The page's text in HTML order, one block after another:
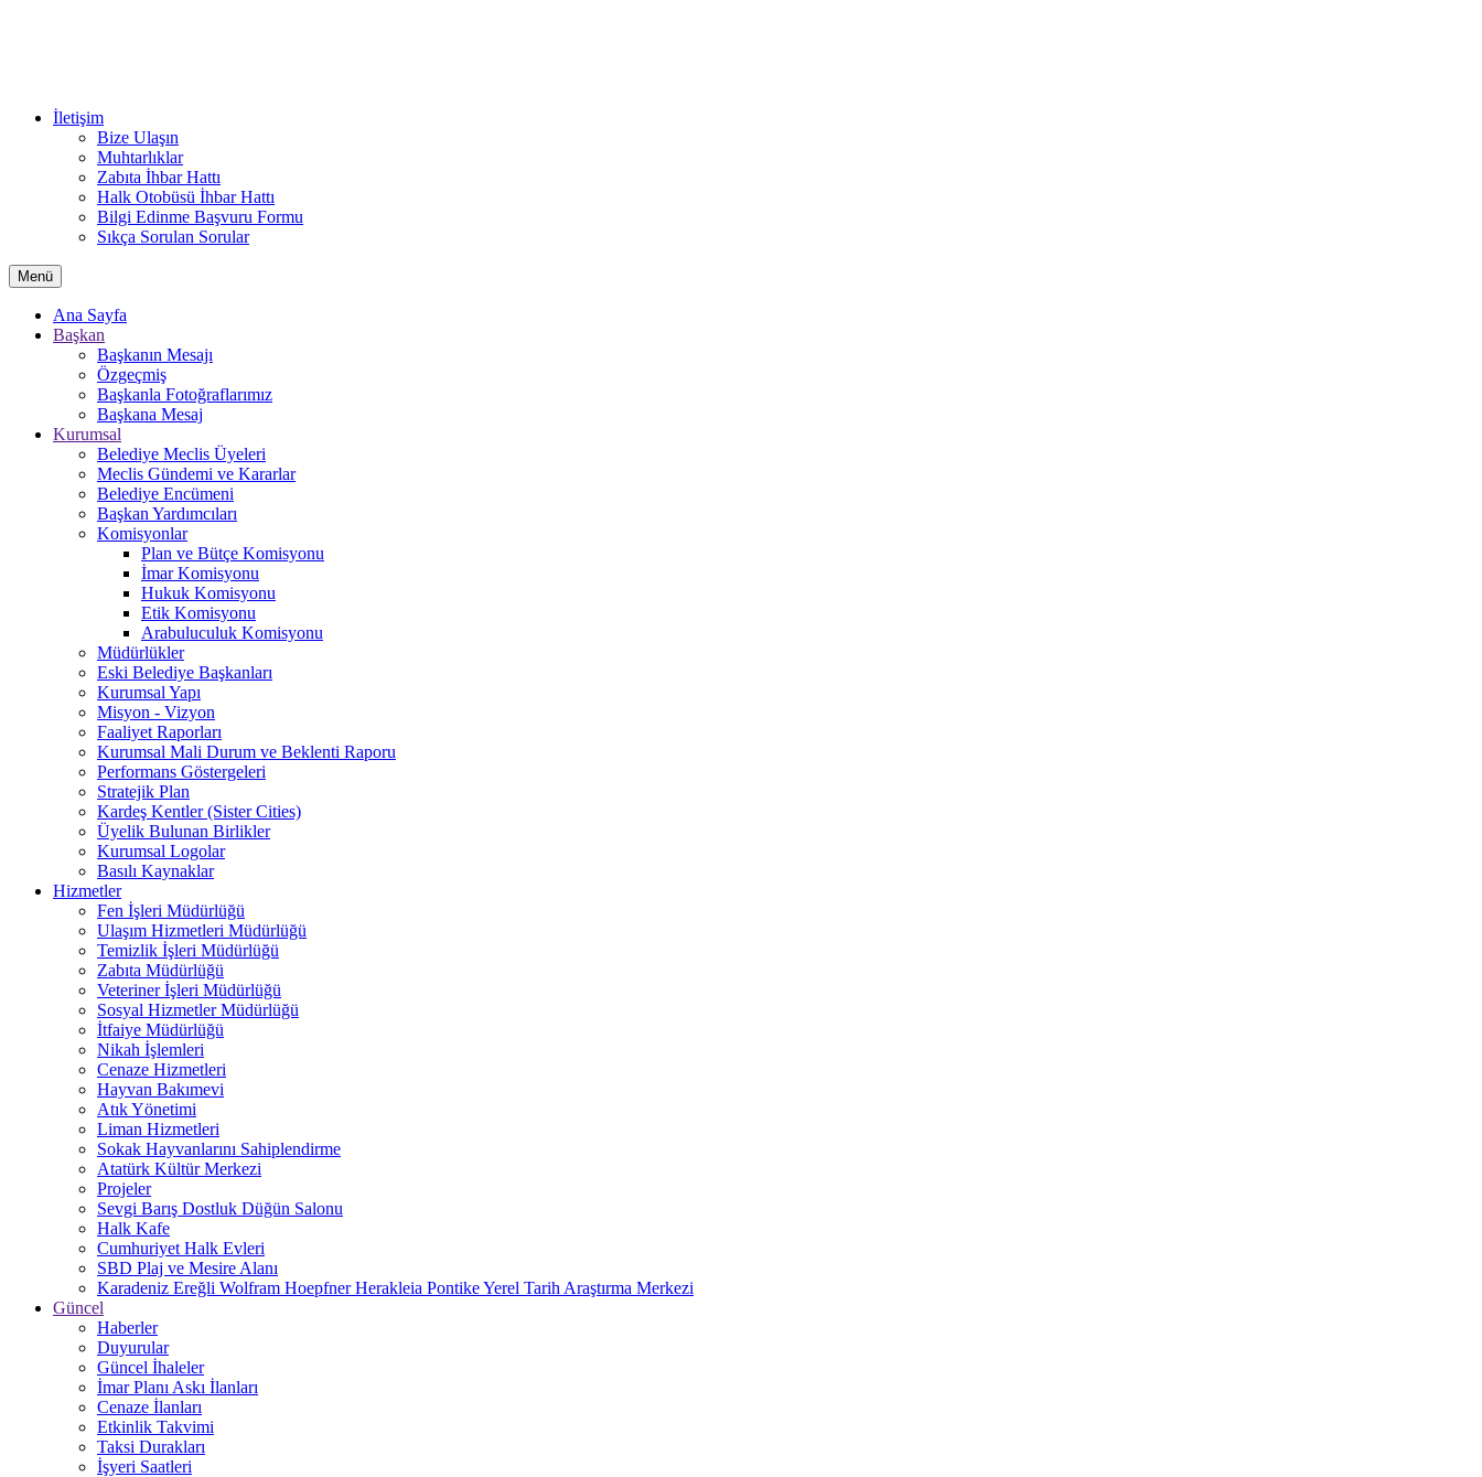
İletişim
Bize Ulaşın
Muhtarlıklar
Zabıta İhbar Hattı
Halk Otobüsü İhbar Hattı
Bilgi Edinme Başvuru Formu
Sıkça Sorulan Sorular
Menü
Ana Sayfa
Başkan
Başkanın Mesajı
Özgeçmiş
Başkanla Fotoğraflarımız
Başkana Mesaj
Kurumsal
Belediye Meclis Üyeleri
Meclis Gündemi ve Kararlar
Belediye Encümeni
Başkan Yardımcıları
Komisyonlar
Plan ve Bütçe Komisyonu
İmar Komisyonu
Hukuk Komisyonu
Etik Komisyonu
Arabuluculuk Komisyonu
Müdürlükler
Eski Belediye Başkanları
Kurumsal Yapı
Misyon - Vizyon
Faaliyet Raporları
Kurumsal Mali Durum ve Beklenti Raporu
Performans Göstergeleri
Stratejik Plan
Kardeş Kentler (Sister Cities)
Üyelik Bulunan Birlikler
Kurumsal Logolar
Basılı Kaynaklar
Hizmetler
Fen İşleri Müdürlüğü
Ulaşım Hizmetleri Müdürlüğü
Temizlik İşleri Müdürlüğü
Zabıta Müdürlüğü
Veteriner İşleri Müdürlüğü
Sosyal Hizmetler Müdürlüğü
İtfaiye Müdürlüğü
Nikah İşlemleri
Cenaze Hizmetleri
Hayvan Bakımevi
Atık Yönetimi
Liman Hizmetleri
Sokak Hayvanlarını Sahiplendirme
Atatürk Kültür Merkezi
Projeler
Sevgi Barış Dostluk Düğün Salonu
Halk Kafe
Cumhuriyet Halk Evleri
SBD Plaj ve Mesire Alanı
Karadeniz Ereğli Wolfram Hoepfner Herakleia Pontike Yerel Tarih Araştırma Merkezi
Güncel
Haberler
Duyurular
Güncel İhaleler
İmar Planı Askı İlanları
Cenaze İlanları
Etkinlik Takvimi
Taksi Durakları
İşyeri Saatleri